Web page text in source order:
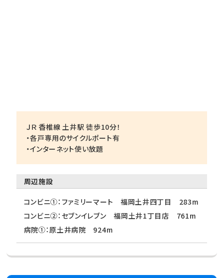
ＪＲ 香椎線 土井駅 徒歩10分！
・各戸専用のサイクルポート有
・インターネット使い放題
周辺施設
コンビニ①：ファミリーマート 福岡土井四丁目 283m
コンビニ②：セブンイレブン 福岡土井1丁目店 761m
病院①：原土井病院 924m